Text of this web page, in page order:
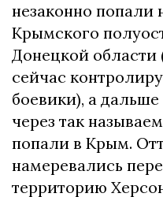
незаконно попали
Крымского
Донецкой области
сейчас
боевики), а
через так
попали в Крым.
намеревались
территорию